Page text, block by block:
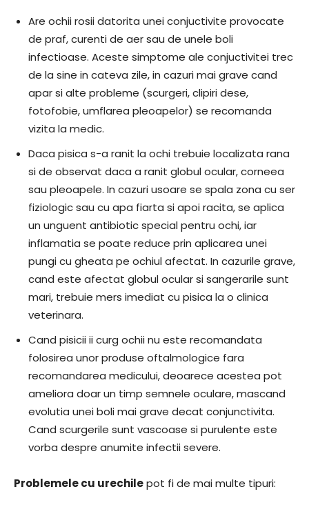
Are ochii rosii datorita unei conjuctivite provocate
de praf, curenti de aer sau de unele boli
infectioase. Aceste simptome ale conjuctivitei trec
de la sine in cateva zile, in cazuri mai grave cand
apar si alte probleme (scurgeri, clipiri dese,
fotofobie, umflarea pleoapelor) se recomanda
vizita la medic.
Daca pisica s-a ranit la ochi trebuie localizata rana
si de observat daca a ranit globul ocular, corneea
sau pleoapele. In cazuri usoare se spala zona cu ser
fiziologic sau cu apa fiarta si apoi racita, se aplica
un unguent antibiotic special pentru ochi, iar
inflamatia se poate reduce prin aplicarea unei
pungi cu gheata pe ochiul afectat. In cazurile grave,
cand este afectat globul ocular si sangerarile sunt
mari, trebuie mers imediat cu pisica la o clinica
veterinara.
Cand pisicii ii curg ochii nu este recomandata
folosirea unor produse oftalmologice fara
recomandarea medicului, deoarece acestea pot
ameliora doar un timp semnele oculare, mascand
evolutia unei boli mai grave decat conjunctivita.
Cand scurgerile sunt vascoase si purulente este
vorba despre anumite infectii severe.
Problemele cu urechilepot fi de mai multe tipuri: